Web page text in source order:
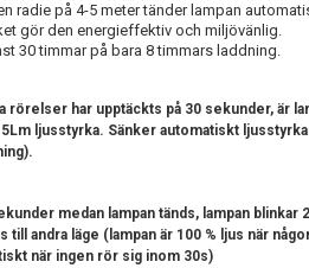
radie på 4-5 meter tänder lampan
gör den energieffektiv och miljövänlig.
30 timmar på bara 8 timmars laddning.
rörelser har upptäckts på 30 sekunder, är
ljusstyrka. Sänker automatiskt
medan lampan tänds, lampan blinkar
till andra läge (lampan är 100 % ljus när
när ingen rör sig inom 30s)